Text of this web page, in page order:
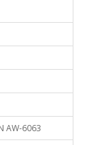
AW-6063